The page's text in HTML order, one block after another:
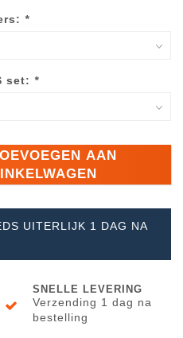
*
set: *
AAN
UITERLIJK 1 DAG NA
SNELLE LEVERING
Verzending 1 dag na
bestelling